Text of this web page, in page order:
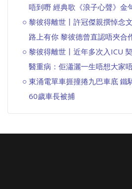
唔到嘢 經典歌《浪子心聲》金
黎彼得離世丨許冠傑親撰悼念
路上有你 黎彼德曾直認唔夾合
黎彼得離世丨近年多次入ICU
醫重病：佢瀟灑一生唔想大家
東涌電單車捱撞捲九巴車底 鐵
60歲車長被捕